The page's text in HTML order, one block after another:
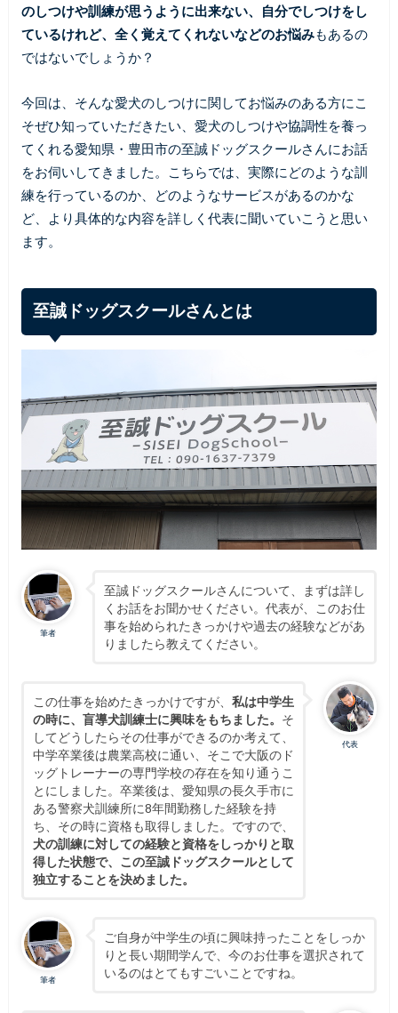
のしつけや訓練が思うように出来ない、自分でしつけをし
ているけれど、全く覚えてくれないなどのお悩みもあるの
ではないでしょうか？
今回は、そんな愛犬のしつけに関してお悩みのある方にこ
そぜひ知っていただきたい、愛犬のしつけや協調性を養っ
てくれる愛知県・豊田市の至誠ドッグスクールさんにお話
をお伺いしてきました。こちらでは、実際にどのような訓
練を行っているのか、どのようなサービスがあるのかな
ど、より具体的な内容を詳しく代表に聞いていこうと思い
ます。
至誠ドッグスクールさんとは
筆者
至誠ドッグスクールさんについて、まずは詳し
くお話をお聞かせください。代表が、このお仕
事を始められたきっかけや過去の経験などがあ
りましたら教えてください。
代表
この仕事を始めたきっかけですが、 私は中学生
の時に、盲導犬訓練士に興味をもちました。 そ
してどうしたらその仕事ができるのか考えて、
中学卒業後は農業高校に通い、そこで大阪のド
ッグトレーナーの専門学校の存在を知り通うこ
とにしました。卒業後は、愛知県の長久手市に
ある警察犬訓練所に8年間勤務した経験を持
ち、その時に資格も取得しました。ですので、
犬の訓練に対しての経験と資格をしっかりと取
得した状態で、この至誠ドッグスクールとして
独立することを決めました。
筆者
ご自身が中学生の頃に興味持ったことをしっか
りと長い期間学んで、今のお仕事を選択されて
いるのはとてもすごいことですね。